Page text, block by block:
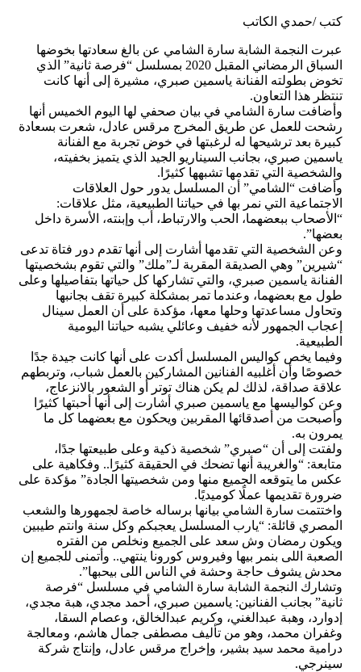
كتب /حمدي الكاتب
عبرت النجمة الشابة سارة الشامي عن بالغ سعادتها بخوضها
السباق الرمضاني المقبل 2020 بمسلسل “فرصة ثانية” الذي
تخوض بطولته الفنانة ياسمين صبري، مشيرة إلى أنها كانت
تنتظر هذا التعاون.
وأضافت سارة الشامي في بيان صحفي لها اليوم الخميس أنها
رشحت للعمل عن طريق المخرج مرقس عادل، شعرت بسعادة
كبيرة بعد ترشيحها له لرغبتها في خوض تجربة مع الفنانة
ياسمين صبري، بجانب السيناريو الجيد الذي يتميز بخفيته،
والشخصية التي تقدمها تشبهها كثيرًا.
وأضافت “الشامي” أن المسلسل يدور حول العلاقات
الاجتماعية التي نمر بها في حياتنا الطبيعية، مثل علاقات:
“الأصحاب ببعضهما، الحب والارتباط، أب وإبنته، الأسرة داخل
بعضها”.
وعن الشخصية التي تقدمها أشارت إلى أنها تقدم دور فتاة تدعى
“شيرين” وهي الصديقة المقربة لـ”ملك” والتي تقوم بشخصيتها
الفنانة ياسمين صبري، والتي تشاركها كل حياتها بتفاصيلها وعلى
طول مع بعضهما، وعندما تمر بمشكلة كبيرة تقف بجانبها
وتحاول مساعدتها وحلها معها، مؤكدة على أن العمل سينال
إعجاب الجمهور لأنه خفيف وعائلي يشبه حياتنا اليومية
الطبيعية.
وفيما يخص كواليس المسلسل أكدت على أنها كانت جيدة جدًا
خصوصًا وأن أغلبيه الفنانين المشاركين بالعمل شباب، وتربطهم
علاقة صداقة، لذلك لم يكن هناك توتر أو الشعور بالانزعاج،
وعن كواليسها مع ياسمين صبري أشارت إلى أنها أحبتها كثيرًا
وأصبحت من أصدقائها المقربين ويحكون مع بعضهما كل ما
يمرون به.
ولفتت إلى أن “صبري” شخصية ذكية وعلى طبيعتها جدًا،
متابعة: “والغريبة أنها تضحك في الحقيقة كثيرًا.. وفكاهية على
عكس ما يتوقعه الجميع منها ومن شخصيتها الجادة” مؤكدة على
ضرورة تقديمها عملًا كوميديًا.
واختتمت سارة الشامي بيانها برساله خاصة لجمهورها والشعب
المصري قائلة: “يارب المسلسل يعجبكم وكل سنة وانتم طيبين
ويكون رمضان وش سعد على الجميع ونخلص من الفتره
الصعبة اللى بنمر بيها وفيروس كورونا ينتهي.. وأتمنى للجميع إن
محدش يشوف حاجة وحشة في الناس اللى بيحبها”.
وتشارك النجمة الشابة سارة الشامي في مسلسل “فرصة
ثانية” بجانب الفنانين: ياسمين صبري، أحمد مجدي، هبة مجدي،
إدوارد، وهبة عبدالغني، وكريم عبدالخالق، وعصام السقا،
وغفران محمد، وهو من تأليف مصطفى جمال هاشم، ومعالجة
درامية محمد سيد بشير، وإخراج مرقس عادل، وإنتاج شركة
سينرجي.